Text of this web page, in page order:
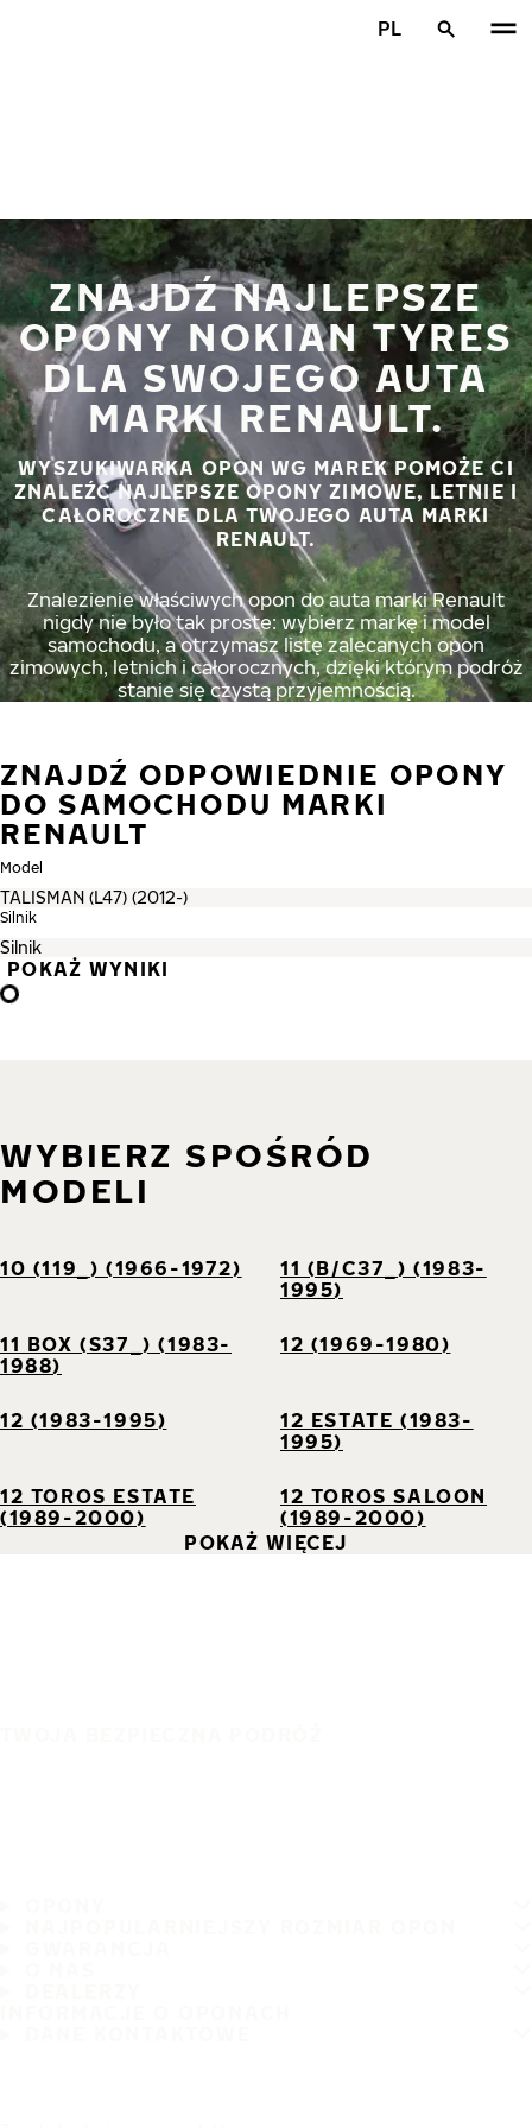
PL
ZNAJDŹ NAJLEPSZE
OPONY NOKIAN TYRES
DLA SWOJEGO AUTA
MARKI RENAULT.
WYSZUKIWARKA OPON WG MAREK POMOŻE CI
ZNALEŹĆ NAJLEPSZE OPONY ZIMOWE, LETNIE I
CAŁOROCZNE DLA TWOJEGO AUTA MARKI
RENAULT.
Znalezienie właściwych opon do auta marki Renault
nigdy nie było tak proste: wybierz markę i model
samochodu, a otrzymasz listę zalecanych opon
zimowych, letnich i całorocznych, dzięki którym podróż
stanie się czystą przyjemnością.
ZNAJDŹ ODPOWIEDNIE OPONY
DO SAMOCHODU MARKI
RENAULT
Model
Silnik
POKAŻ WYNIKI
WYBIERZ SPOŚRÓD
MODELI
10 (119_) (1966-1972)
11 (B/C37_) (1983-
1995)
11 BOX (S37_) (1983-
1988)
12 (1969-1980)
12 (1983-1995)
12 ESTATE (1983-
1995)
12 TOROS ESTATE
(1989-2000)
12 TOROS SALOON
(1989-2000)
POKAŻ WIĘCEJ